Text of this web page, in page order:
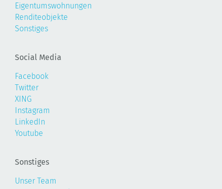
Eigentumswohnungen
Renditeobjekte
Sonstiges
Social Media
Facebook
Twitter
XING
Instagram
LinkedIn
Youtube
Sonstiges
Unser Team